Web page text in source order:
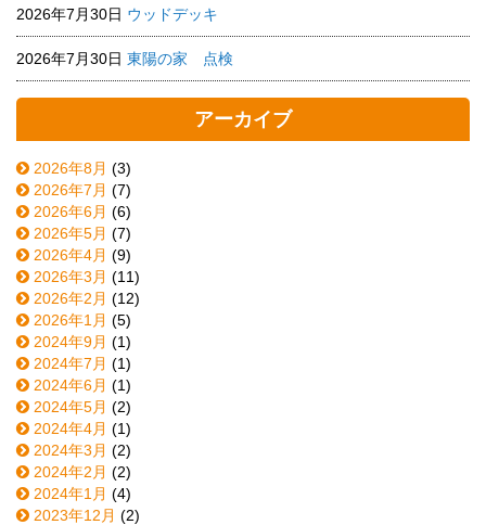
2026年7月30日 ウッドデッキ
2026年7月30日 東陽の家 点検
アーカイブ
2026年8月 (3)
2026年7月 (7)
2026年6月 (6)
2026年5月 (7)
2026年4月 (9)
2026年3月 (11)
2026年2月 (12)
2026年1月 (5)
2024年9月 (1)
2024年7月 (1)
2024年6月 (1)
2024年5月 (2)
2024年4月 (1)
2024年3月 (2)
2024年2月 (2)
2024年1月 (4)
2023年12月 (2)